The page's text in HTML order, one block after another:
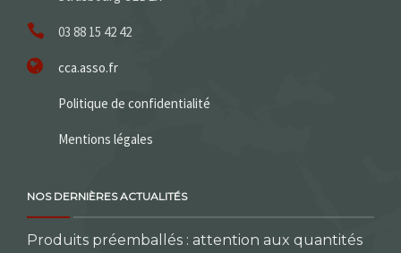
03 88 15 42 42
cca.asso.fr
Politique de confidentialité
Mentions légales
NOS DERNIÈRES ACTUALITÉS
Produits préemballés : attention aux quantités